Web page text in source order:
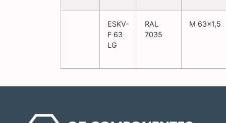
ESKV-
F 63
LG
RAL
7035
M 63×1,5